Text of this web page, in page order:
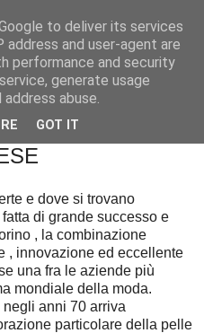
e dove si trovano
di grande successo e
, la combinazione
, innovazione ed eccellente
una fra le aziende più
mondiale della moda.
anni 70 arriva
particolare della pelle
to deliver its services
address and user-agent are
performance and security
generate usage
abuse.
GOT IT